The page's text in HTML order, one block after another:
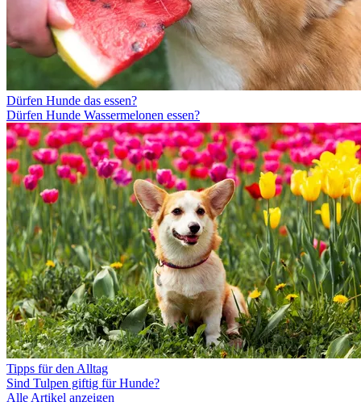
Dürfen Hunde das essen?
Dürfen Hunde Wassermelonen essen?
Tipps für den Alltag
Sind Tulpen giftig für Hunde?
Alle Artikel anzeigen